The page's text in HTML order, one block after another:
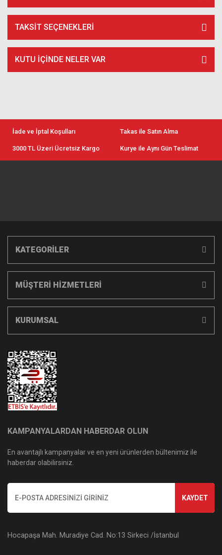
TAKSIT SEÇENEKLERI
KUTU İÇİNDE NELER VAR
İade ve İptal Koşulları Takas ile Satın Alma
3000 TL Üzeri Ücretsiz Kargo Kurye ile Aynı Gün Teslimat
KATEGORİLER
MÜŞTERİ HİZMETLERİ
KURUMSAL
KAMPANYALARDAN HABERDAR OLUN
En avantajlı kampanyalar ve en yeni ürünlerden bültenimiz ile
haberdar olabilirsiniz.
KAYDET
Hocapaşa Mah. Muradiye Cad. No:13 Sirkeci /İstanbul